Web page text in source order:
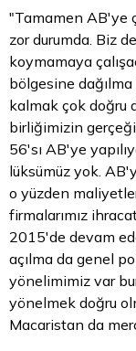
"Tamamen AB'ye
zor durumda. Biz
koymamaya
bölgesine
kalmak çok doğru
birliğimizin
56'sı AB'ye
lüksümüz yok.
o yüzden
firmalarımız
2015'de devam
açılma da genel
yönelimimiz var
yönelmek doğru
Macaristan da